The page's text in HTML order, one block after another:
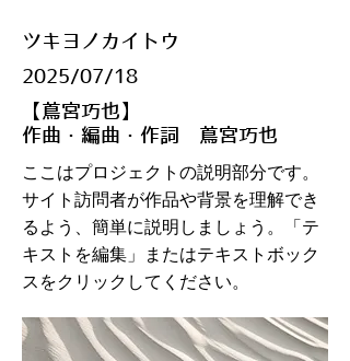
ツキヨノカイトウ
​2025/07/18
【蔦宮巧也】
作曲・編曲・作詞 蔦宮巧也
ここはプロジェクトの説明部分です。
サイト訪問者が作品や背景を理解でき
るよう、簡単に説明しましょう。「テ
キストを編集」またはテキストボック
スをクリックしてください。